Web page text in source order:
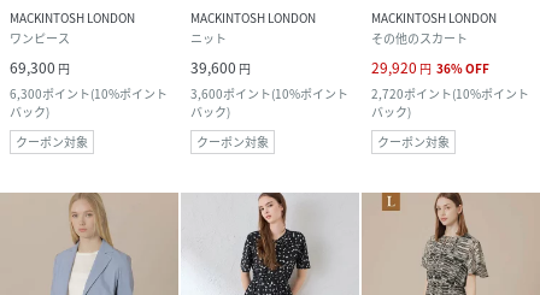
MACKINTOSH LONDON
ワンピース
69,300 円
6,300ポイント(10%ポイント
バック)
クーポン対象
MACKINTOSH LONDON
ニット
39,600 円
3,600ポイント(10%ポイント
バック)
クーポン対象
MACKINTOSH LONDON
その他のスカート
29,920 円 36%OFF
2,720ポイント(10%ポイント
バック)
クーポン対象